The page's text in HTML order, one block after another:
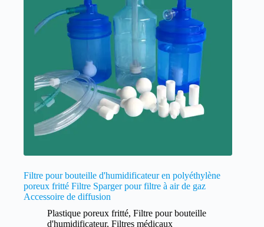
Filtre pour bouteille d'humidificateur en polyéthylène
poreux fritté Filtre Sparger pour filtre à air de gaz
Accessoire de diffusion
Plastique poreux fritté, Filtre pour bouteille
d'humidificateur, Filtres médicaux